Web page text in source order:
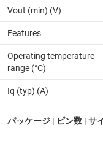
Vout (min) (V)
Features
Operating temperature
range (°C)
Iq (typ) (A)